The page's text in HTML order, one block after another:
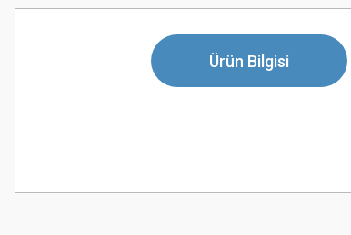
Ürün Bilgisi
Görüş ve önerileriniz için teşekkür ederiz.